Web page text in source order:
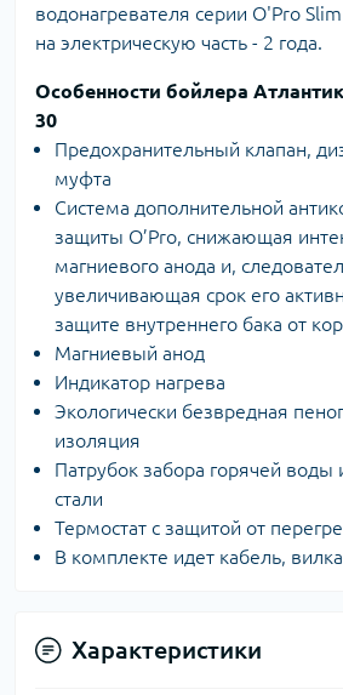
водонагревателя серии O'Pro
на электрическую часть - 2 года.
Особенности бойлера
30
Предохранительный клапан,
муфта
Система дополнительной
защиты O’Pro, снижающая
магниевого анода и,
увеличивающая срок его
защите внутреннего бака от
Магниевый анод
Индикатор нагрева
Экологически безвредная
изоляция
Патрубок забора горячей
стали
Термостат с защитой от
В комплекте идет кабель, вилка
Характеристики